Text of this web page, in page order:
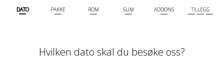
DATO PAKKE ROM SUM ADDONS TILLEGG
Hvilken dato skal du besøke oss?